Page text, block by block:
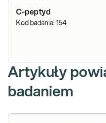
C-peptyd
Kod badania: 154
Artykuły
badaniem